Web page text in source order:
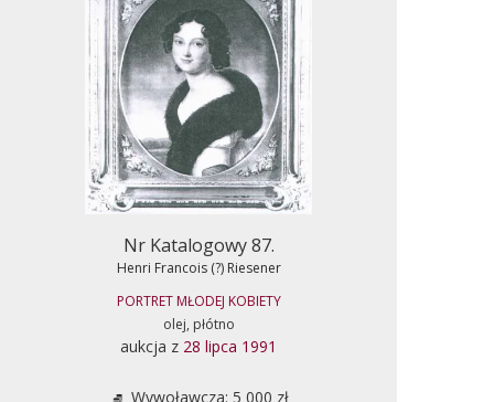
Nr Katalogowy 87.
Henri Francois (?) Riesener
PORTRET MŁODEJ KOBIETY
olej, płótno
aukcja z 28 lipca 1991
Wywoławcza: 5 000 zł